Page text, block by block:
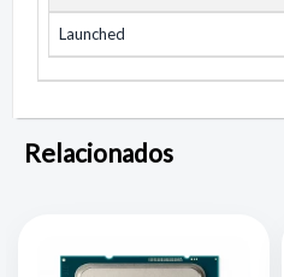
Launched
Relacionados